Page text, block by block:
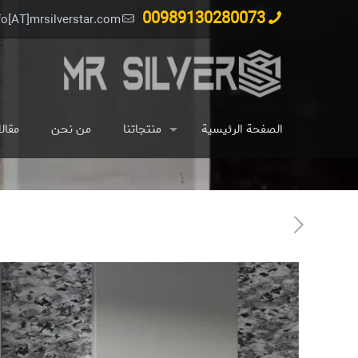
00989130280073
الصفحة الرئيسية منتجاتنا من نحن